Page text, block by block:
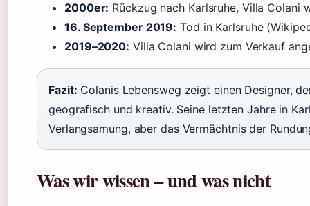
2000er: Rückzug nach Karlsruhe, Villa Colani
16. September 2019: Tod in Karlsruhe
2019–2020: Villa Colani wird zum Verkauf
Fazit: Colanis Lebensweg zeigt einen Designer,
geografisch und kreativ. Seine letzten Jahre in
Verlangsamung, aber das Vermächtnis der
Was wir wissen – und was nicht